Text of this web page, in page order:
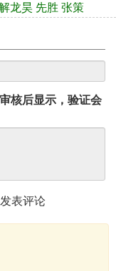
龙昊 先胜 张策
核后显示，验证会
表评论